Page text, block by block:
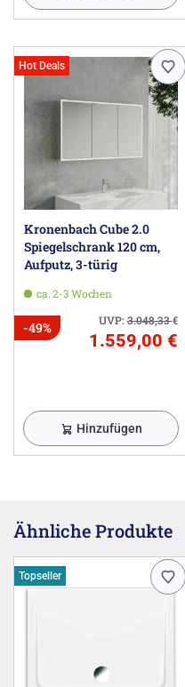
Hot Deals
Kronenbach Cube 2.0
Spiegelschrank 120 cm,
Aufputz, 3-türig
ca. 2-3 Wochen
UVP:3.048,33€
-49%
1.559,00 €
Hinzufügen
Ähnliche Produkte
Topseller